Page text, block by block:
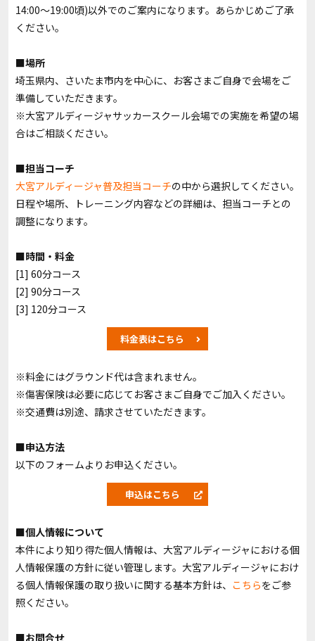
14:00～19:00頃)以外でのご案内になります。あらかじめご了承
ください。
■場所
埼玉県内、さいたま市内を中心に、お客さまご自身で会場をご
準備していただきます。
※大宮アルディージャサッカースクール会場での実施を希望の場
合はご相談ください。
■担当コーチ
大宮アルディージャ普及担当コーチの中から選択してください。
日程や場所、トレーニング内容などの詳細は、担当コーチとの
調整になります。
■時間・料金
[1] 60分コース
[2] 90分コース
[3] 120分コース
料金表はこちら
※料金にはグラウンド代は含まれません。
※傷害保険は必要に応じてお客さまご自身でご加入ください。
※交通費は別途、請求させていただきます。
■申込方法
以下のフォームよりお申込ください。
申込はこちら
■個人情報について
本件により知り得た個人情報は、大宮アルディージャにおける個
人情報保護の方針に従い管理します。大宮アルディージャにおけ
る個人情報保護の取り扱いに関する基本方針は、 こちらをご参
照ください。
■お問合せ